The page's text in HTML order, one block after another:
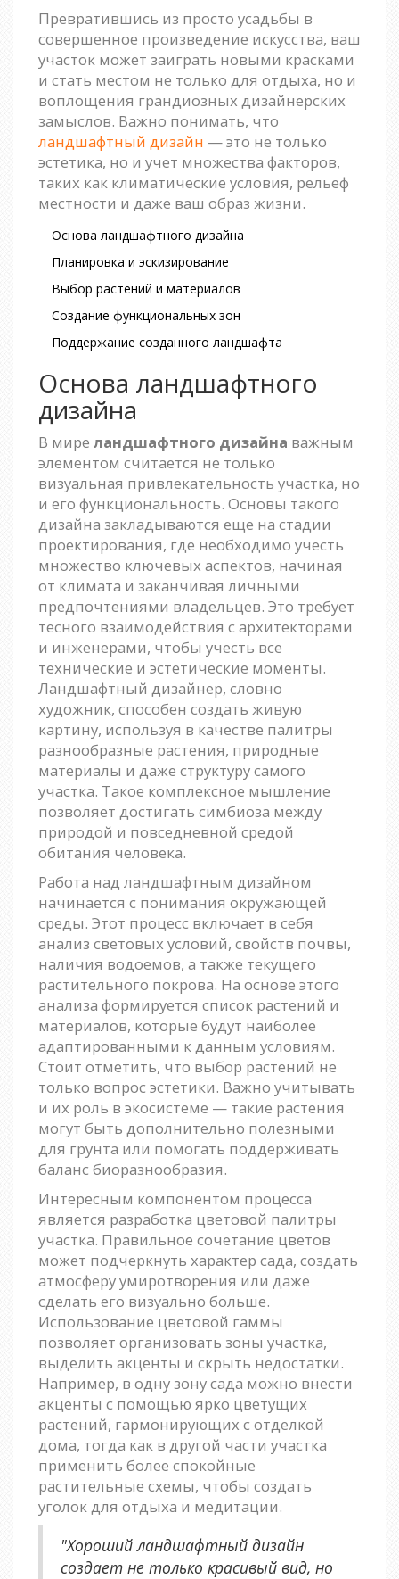
Превратившись из просто усадьбы в
совершенное произведение искусства, ваш
участок может заиграть новыми красками
и стать местом не только для отдыха, но и
воплощения грандиозных дизайнерских
замыслов. Важно понимать, что
ландшафтный дизайн — это не только
эстетика, но и учет множества факторов,
таких как климатические условия, рельеф
местности и даже ваш образ жизни.
Основа ландшафтного дизайна
Планировка и эскизирование
Выбор растений и материалов
Создание функциональных зон
Поддержание созданного ландшафта
Основа ландшафтного
дизайна
В мире ландшафтного дизайна важным
элементом считается не только
визуальная привлекательность участка, но
и его функциональность. Основы такого
дизайна закладываются еще на стадии
проектирования, где необходимо учесть
множество ключевых аспектов, начиная
от климата и заканчивая личными
предпочтениями владельцев. Это требует
тесного взаимодействия с архитекторами
и инженерами, чтобы учесть все
технические и эстетические моменты.
Ландшафтный дизайнер, словно
художник, способен создать живую
картину, используя в качестве палитры
разнообразные растения, природные
материалы и даже структуру самого
участка. Такое комплексное мышление
позволяет достигать симбиоза между
природой и повседневной средой
обитания человека.
Работа над ландшафтным дизайном
начинается с понимания окружающей
среды. Этот процесс включает в себя
анализ световых условий, свойств почвы,
наличия водоемов, а также текущего
растительного покрова. На основе этого
анализа формируется список растений и
материалов, которые будут наиболее
адаптированными к данным условиям.
Стоит отметить, что выбор растений не
только вопрос эстетики. Важно учитывать
и их роль в экосистеме — такие растения
могут быть дополнительно полезными
для грунта или помогать поддерживать
баланс биоразнообразия.
Интересным компонентом процесса
является разработка цветовой палитры
участка. Правильное сочетание цветов
может подчеркнуть характер сада, создать
атмосферу умиротворения или даже
сделать его визуально больше.
Использование цветовой гаммы
позволяет организовать зоны участка,
выделить акценты и скрыть недостатки.
Например, в одну зону сада можно внести
акценты с помощью ярко цветущих
растений, гармонирующих с отделкой
дома, тогда как в другой части участка
применить более спокойные
растительные схемы, чтобы создать
уголок для отдыха и медитации.
"Хороший ландшафтный дизайн
создает не только красивый вид, но